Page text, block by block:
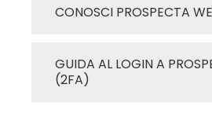
CONOSCI PROSPECTA
GUIDA AL LOGIN A
(2FA)